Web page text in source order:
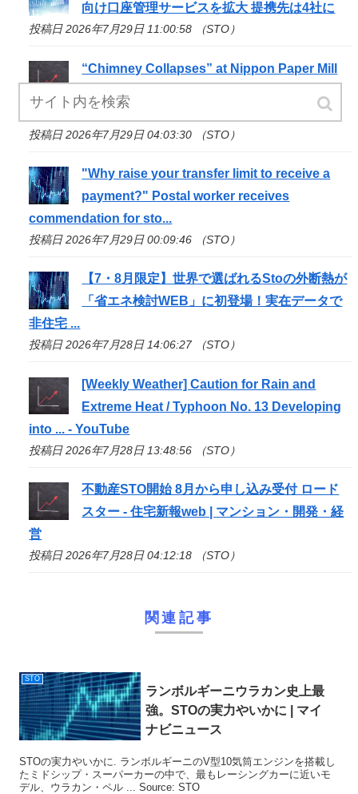
向け口座管理サービスを拡大 提携先は4社に
投稿日 2026年7月29日 11:00:58 （STO）
“Chimney Collapses” at Nippon Paper Mill
YouTube
投稿日 2026年7月29日 04:03:30 （STO）
"Why raise your transfer limit to receive a
payment?" Postal worker receives
commendation forsto...
投稿日 2026年7月29日 00:09:46 （STO）
【7・8月限定】世界で選ばれるStoの外断熱が
「省エネ検討WEB」に初登場！実在データで
非住宅 ...
投稿日 2026年7月28日 14:06:27 （STO）
[Weekly Weather] Caution for Rain and
Extreme Heat / Typhoon No. 13 Developing
into ... - YouTube
投稿日 2026年7月28日 13:48:56 （STO）
不動産STO開始 8月から申し込み受付 ロード
スター - 住宅新報web | マンション・開発・経
営
投稿日 2026年7月28日 04:12:18 （STO）
関連記事
STO
ランボルギーニウラカン史上最
強。STOの実力やいかに | マイ
ナビニュース
STOの実力やいかに. ランボルギーニのV型10気筒エンジンを搭載し
たミドシップ・スーパーカーの中で、最もレーシングカーに近いモ
デル、ウラカン・ペル ... Source: STO